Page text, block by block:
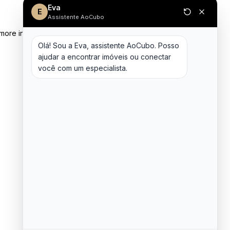
information)
E Eva
Assistente AoCubo
Olá! Sou a Eva, assistente AoCubo. Posso
ajudar a encontrar imóveis ou conectar
você com um especialista.